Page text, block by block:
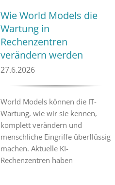
Wie World Models die
Wartung in
Rechenzentren
verändern werden
27.6.2026
World Models können die IT-
Wartung, wie wir sie kennen,
komplett verändern und
menschliche Eingriffe überflüssig
machen. Aktuelle KI-
Rechenzentren haben